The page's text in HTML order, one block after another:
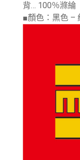
背… 100％滌綸
■顏色：黑色 –